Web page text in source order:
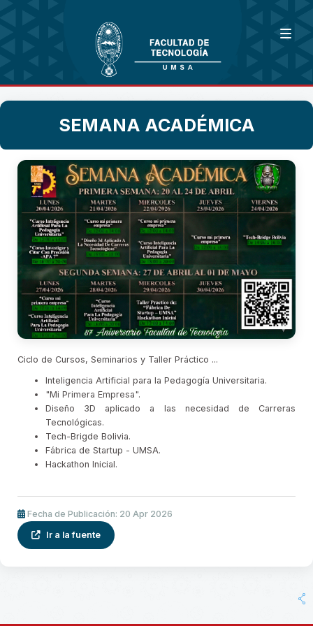
SEMANA ACADÉMICA
Ciclo de Cursos, Seminarios y Taller Práctico ...
Inteligencia Artificial para la Pedagogía Universitaria.
"Mi Primera Empresa".
Diseño 3D aplicado a las necesidad de Carreras
Tecnológicas.
Tech-Brigde Bolivia.
Fábrica de Startup - UMSA.
Hackathon Inicial.
Fecha de Publicación: 20 Apr 2026
Ir a la fuente